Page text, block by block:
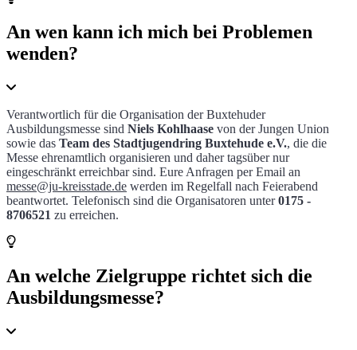
An wen kann ich mich bei Problemen
wenden?
Verantwortlich für die Organisation der Buxtehuder
Ausbildungsmesse sind Niels Kohlhaase von der Jungen Union
sowie das Team des Stadtjugendring Buxtehude e.V., die die
Messe ehrenamtlich organisieren und daher tagsüber nur
eingeschränkt erreichbar sind. Eure Anfragen per Email an
messe@ju-kreisstade.de werden im Regelfall nach Feierabend
beantwortet. Telefonisch sind die Organisatoren unter0175 -
8706521 zu erreichen.
An welche Zielgruppe richtet sich die
Ausbildungsmesse?